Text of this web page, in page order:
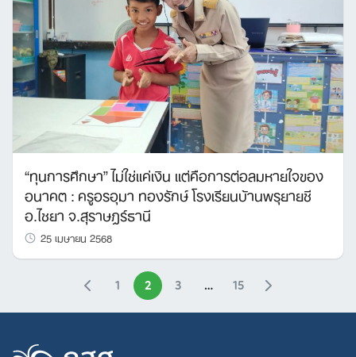
“ทุนการศึกษา” ไม่ใช่แค่เงิน แต่คือการต่อลมหายใจของ
อนาคต : ครูอรอุมา ทองรักษ์ โรงเรียนบ้านพรุยายชี
อ.ไชยา จ.สุราษฎร์ธานี
25 เมษายน 2568
1 2 3 … 15